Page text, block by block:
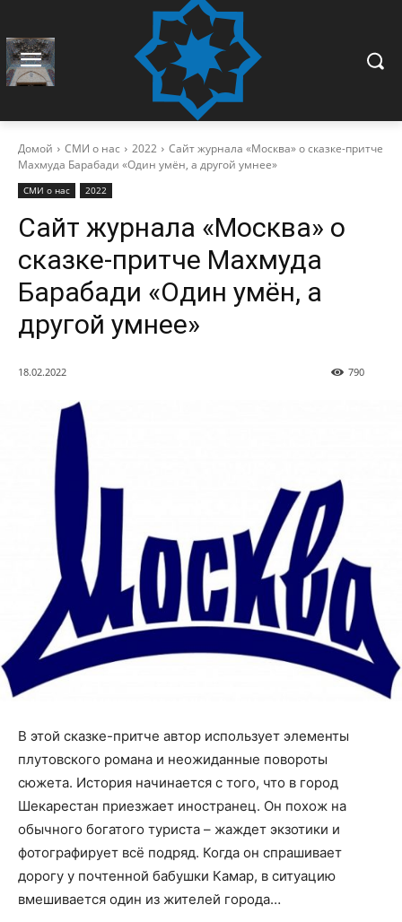
Домой СМИ о нас 2022
Сайт журнала «Москва» о сказке-притче
Махмуда Барабади «Один умён, а другой умнее»
СМИ о нас 2022
Сайт журнала «Москва» о
сказке-притче Махмуда
Барабади «Один умён, а
другой умнее»
18.02.2022 790
В этой сказке-притче автор использует элементы
плутовского романа и неожиданные повороты
сюжета. История начинается с того, что в город
Шекарестан приезжает иностранец. Он похож на
обычного богатого туриста – жаждет экзотики и
фотографирует всё подряд. Когда он спрашивает
дорогу у почтенной бабушки Камар, в ситуацию
вмешивается один из жителей города…